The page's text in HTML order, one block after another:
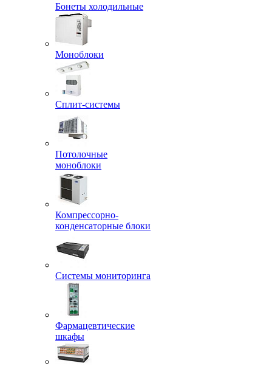
Бонеты холодильные
Моноблоки
Сплит-системы
Потолочные
моноблоки
Компрессорно-
конденсаторные блоки
Системы мониторинга
Фармацевтические
шкафы